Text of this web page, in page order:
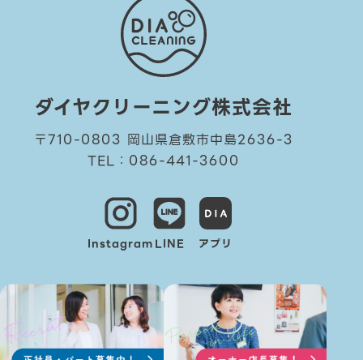
ダイヤクリーニング株式会社
〒710-0803 岡山県倉敷市中島2636-3
TEL：086-441-3600
InstagramLINE アプリ